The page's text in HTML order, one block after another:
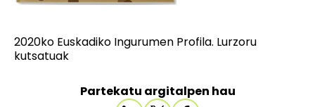
2020ko Euskadiko Ingurumen Profila. Lurzoru
kutsatuak
Partekatu argitalpen hau